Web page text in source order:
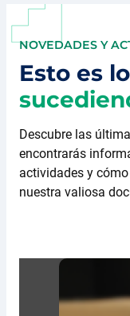
NOVEDADES Y
Esto es
Descubre las
encontrarás
actividades y
nuestra valiosa